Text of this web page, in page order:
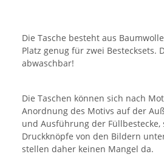
Die Tasche besteht aus
Platz genug für zwei Bestecksets.
abwaschbar!
Die Taschen können sich nach
Anordnung des Motivs auf der
und Ausführung der Füllbestecke,
Druckknöpfe von den Bildern
stellen daher keinen Mangel da.